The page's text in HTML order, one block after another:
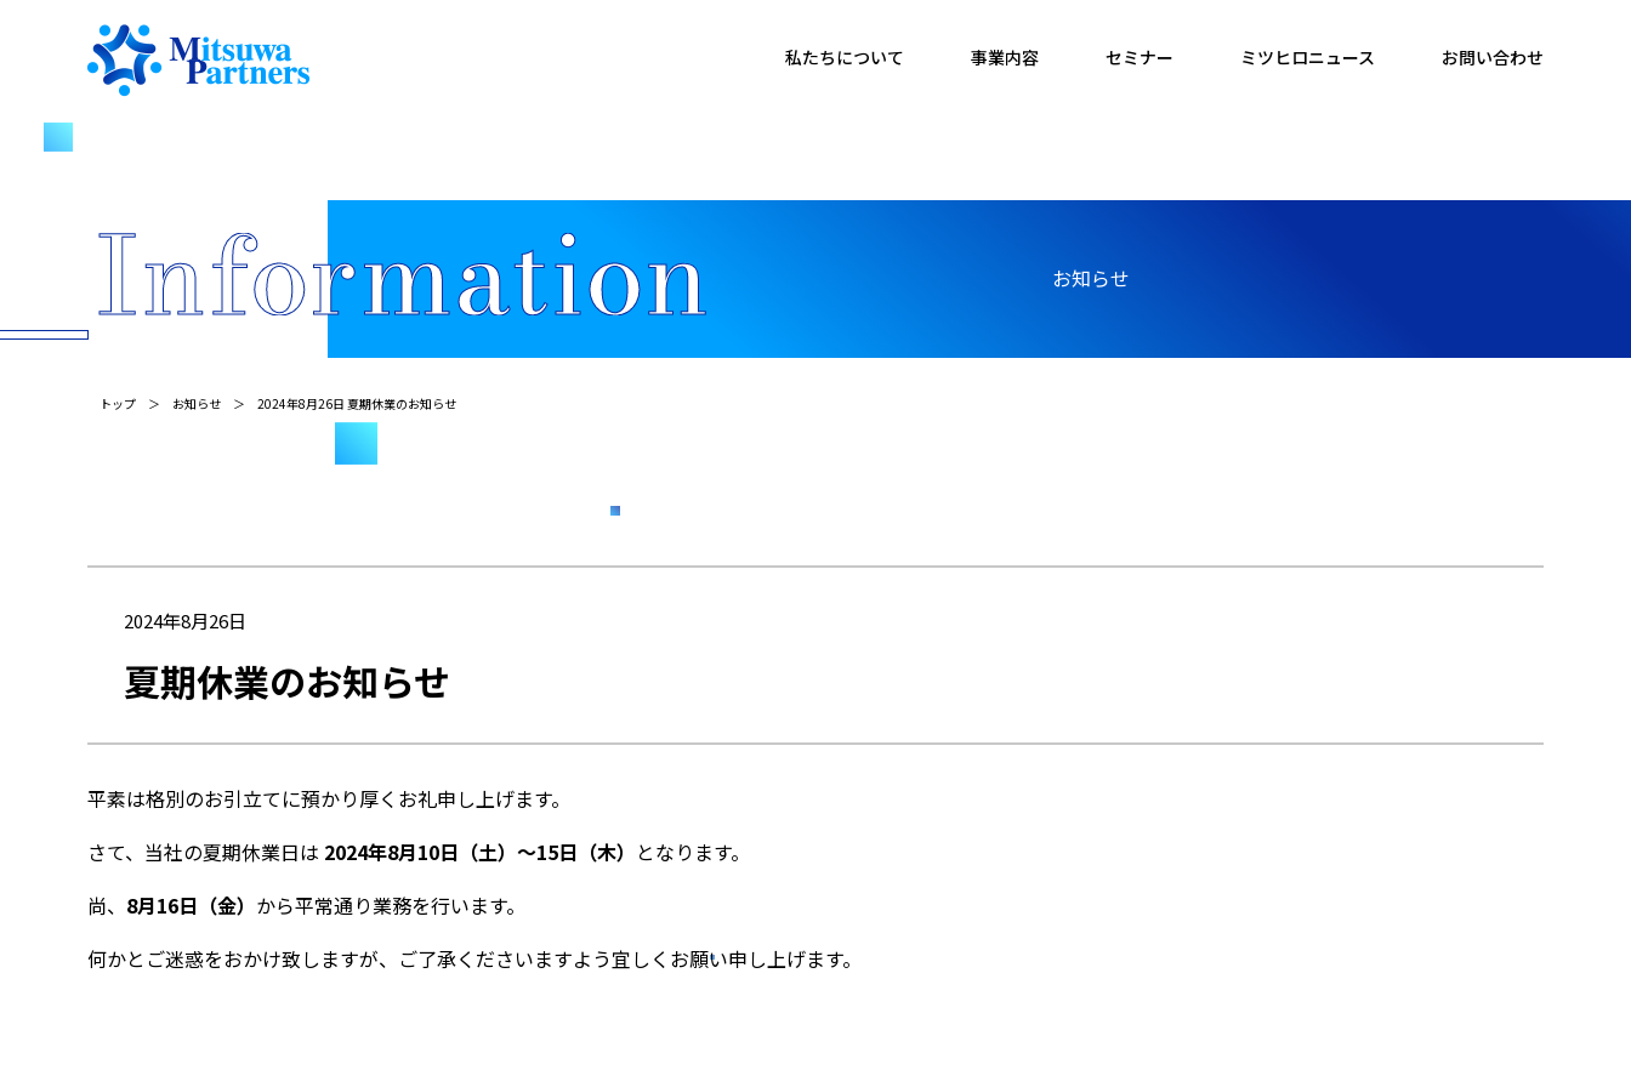
私たちについて 事業内容 セミナー ミツヒロニュース お問い合わせ
お知らせ
トップ お知らせ 2024年8月26日 夏期休業のお知らせ
2024年8月26日
夏期休業のお知らせ
平素は格別のお引立てに預かり厚くお礼申し上げます。
さて、当社の夏期休業日は 2024年8月10日（土）～15日（木） となります。
尚、 8月16日（金） から平常通り業務を行います。
何かとご迷惑をおかけ致しますが、ご了承くださいますよう宜しくお願い申し上げます。